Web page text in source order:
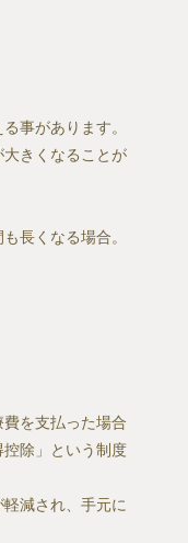
事があります。
きくなることが
長くなる場合。
を支払った場合
除」という制度
減され、手元に